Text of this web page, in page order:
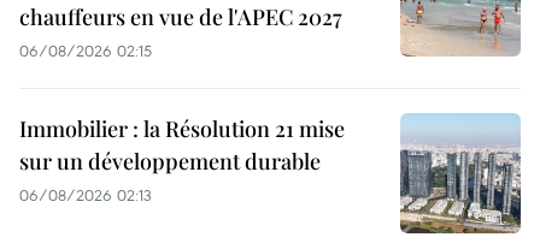
chauffeurs en vue de l'APEC 2027
06/08/2026 02:15
Immobilier : la Résolution 21 mise
sur un développement durable
06/08/2026 02:13